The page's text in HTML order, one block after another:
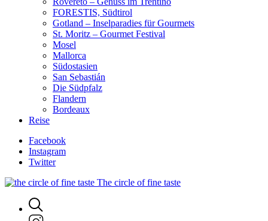
FORESTIS, Südtirol
Gotland – Inselparadies für Gourmets
St. Moritz – Gourmet Festival
Mosel
Mallorca
Südostasien
San Sebastián
Die Südpfalz
Flandern
Bordeaux
Reise
Facebook
Instagram
Twitter
The circle of fine taste